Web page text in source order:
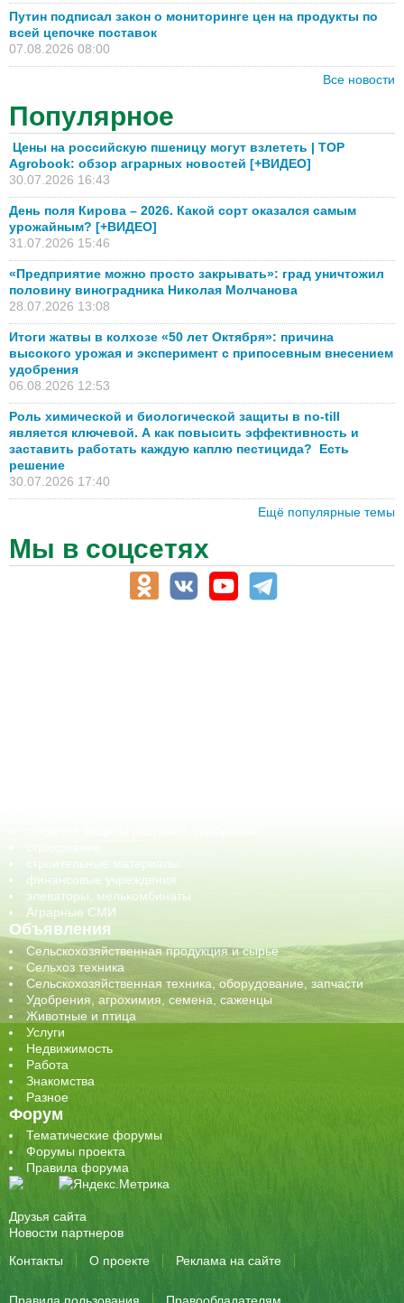
Путин подписал закон о мониторинге цен на продукты по
всей цепочке поставок
07.08.2026 08:00
Все новости
Популярное
Цены на российскую пшеницу могут взлететь | TOP
Agrobook: обзор аграрных новостей [+ВИДЕО]
30.07.2026 16:43
День поля Кирова – 2026. Какой сорт оказался самым
урожайным? [+ВИДЕО]
31.07.2026 15:46
«Предприятие можно просто закрывать»: град уничтожил
половину виноградника Николая Молчанова
28.07.2026 13:08
Итоги жатвы в колхозе «50 лет Октября»: причина
высокого урожая и эксперимент с припосевным внесением
удобрения
06.08.2026 12:53
Роль химической и биологической защиты в no-till
является ключевой. А как повысить эффективность и
заставить работать каждую каплю пестицида? Есть
решение
30.07.2026 17:40
Ещё популярные темы
Мы в соцсетях
строительные материалы
финансовые учреждения
элеваторы, мелькомбинаты
Аграрные СМИ
Объявления
Сельскохозяйственная продукция и сырье
Сельхоз техника
Сельскохозяйственная техника, оборудование, запчасти
Удобрения, агрохимия, семена, саженцы
Животные и птица
Услуги
Недвижимость
Работа
Знакомства
Разное
Форум
Тематические форумы
Форумы проекта
Правила форума
Друзья сайта
Новости партнеров
Контакты
О проекте Реклама на сайте